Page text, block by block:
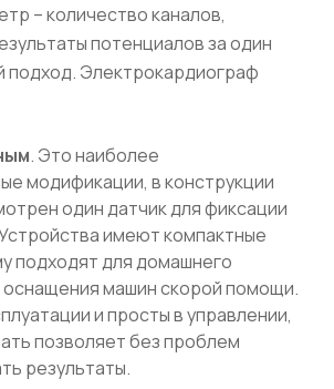
– количество каналов,
потенциалов за один
подход. Электрокардиограф
. Это наиболее
модификации, в конструкции
один датчик для фиксации
имеют компактные
подходят для домашнего
оснащения машин скорой помощи.
и просты в управлении,
позволяет без проблем
результаты.